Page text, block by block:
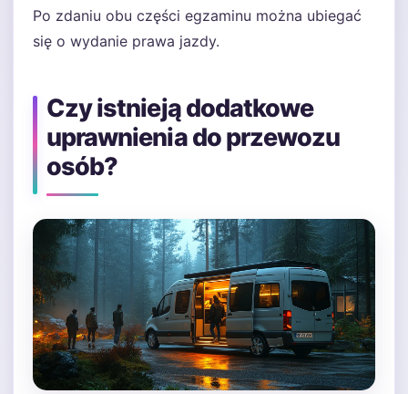
Po zdaniu obu części egzaminu można ubiegać
się o wydanie prawa jazdy.
Czy istnieją dodatkowe
uprawnienia do przewozu
osób?